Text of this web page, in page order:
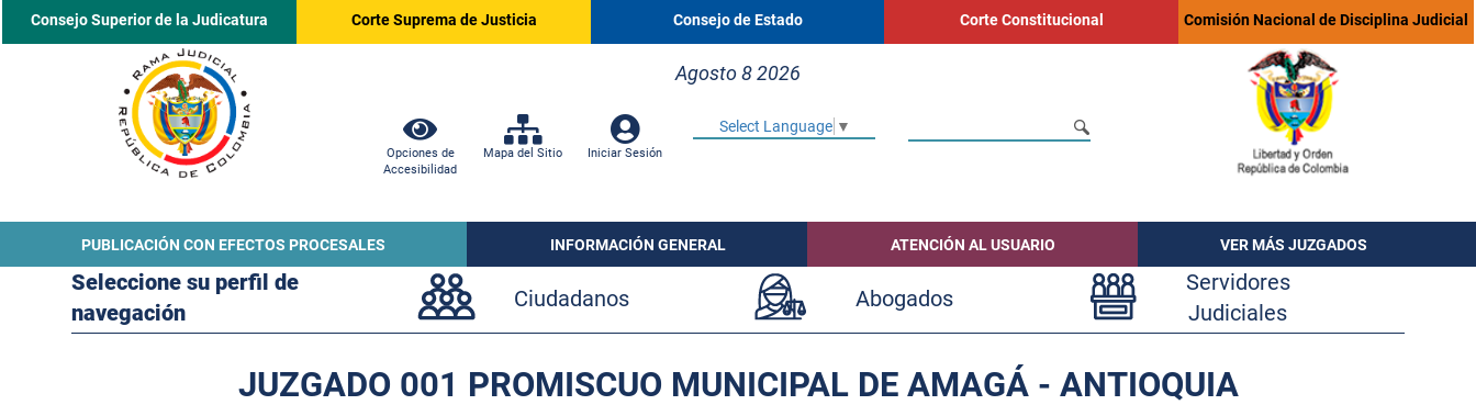
Consejo Superior de la Judicatura Corte Suprema de Justicia Consejo de Estado Corte Constitucional Comisión Nacional de Disciplina Judicial
Agosto 8 2026
Opciones de
Accesibilidad
Mapa del Sitio Iniciar Sesión
Select Language ▼
PUBLICACIÓN CON EFECTOS PROCESALES INFORMACIÓN GENERAL ATENCIÓN AL USUARIO VER MÁS JUZGADOS
Seleccione su perfil de
navegación
Ciudadanos Abogados
Servidores
Judiciales
JUZGADO 001 PROMISCUO MUNICIPAL DE AMAGÁ - ANTIOQUIA